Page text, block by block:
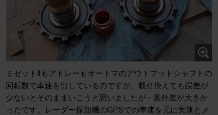
ミゼットⅡもアトレーもオートマのアウトプットシャフトの
回転数で車速を出しているのですが、載せ換えても誤差が
少ないとそのままいこうと思いましたが···案外差が大きか
ったです。レーダー探知機のGPSでの車速を元に実測とメ